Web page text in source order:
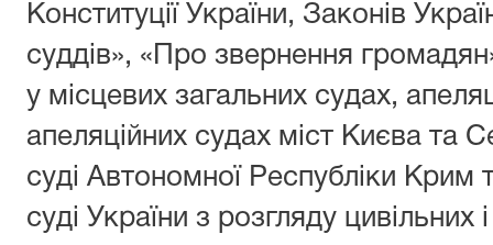
Конституції України, Законів
суддів», «Про звернення
у місцевих загальних судах,
апеляційних судах міст Києва та
суді Автономної Республіки Крим
суді України з розгляду цивільних